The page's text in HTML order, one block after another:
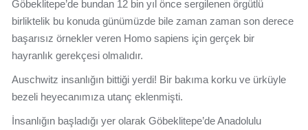
Göbeklitepe’de bundan 12 bin yıl önce sergilenen örgütlü
birliktelik bu konuda günümüzde bile zaman zaman son derece
başarısız örnekler veren Homo sapiens için gerçek bir
hayranlık gerekçesi olmalıdır.
Auschwitz insanlığın bittiği yerdi! Bir bakıma korku ve ürküyle
bezeli heyecanımıza utanç eklenmişti.
İnsanlığın başladığı yer olarak Göbeklitepe’de Anadolulu